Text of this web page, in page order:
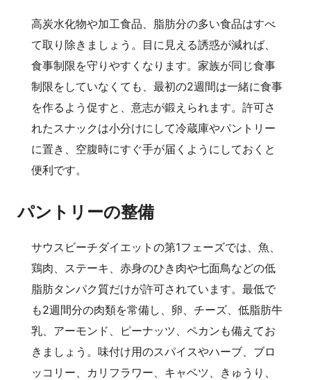
高炭水化物や加工食品、脂肪分の多い食品はすべ
て取り除きましょう。目に見える誘惑が減れば、
食事制限を守りやすくなります。家族が同じ食事
制限をしていなくても、最初の2週間は一緒に食事
を作るよう促すと、意志が鍛えられます。許可さ
れたスナックは小分けにして冷蔵庫やパントリー
に置き、空腹時にすぐ手が届くようにしておくと
便利です。
パントリーの整備
サウスビーチダイエットの第1フェーズでは、魚、
鶏肉、ステーキ、赤身のひき肉や七面鳥などの低
脂肪タンパク質だけが許可されています。最低で
も2週間分の肉類を常備し、卵、チーズ、低脂肪牛
乳、アーモンド、ピーナッツ、ペカンも備えてお
きましょう。味付け用のスパイスやハーブ、ブロ
ッコリー、カリフラワー、キャベツ、きゅうり、